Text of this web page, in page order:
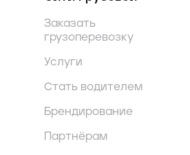
Заказать
грузоперевозку
Услуги
Стать водителем
Брендирование
Партнёрам